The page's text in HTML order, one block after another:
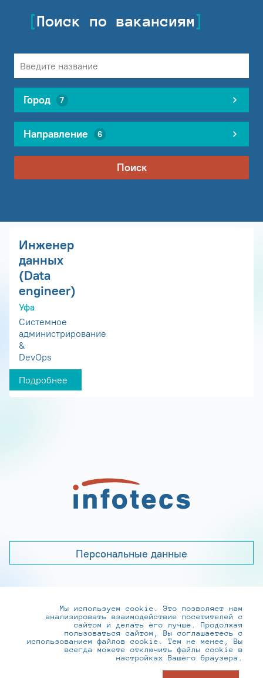
Поиск по вакансиям
Город 7
Направление 6
Поиск
Инженер
данных
(Data
engineer)
Уфа
Системное
администрирование
&
DevOps
Подробнее
Персональные данные
+7 (495) 737-6192, 8-800-250-0-260
practice@infotecs.ru,hr@infotecs.ru
127273, г. Москва, Отрадная ул., 2Б строение 1
Мы используем cookie. Это позволяет нам
анализировать взаимодействие посетителей с
сайтом и делать его лучше. Продолжая
пользоваться сайтом, Вы соглашаетесь с
использованием файлов cookie. Тем не менее, Вы
всегда можете отключить файлы cookie в
настройках Вашего браузера.